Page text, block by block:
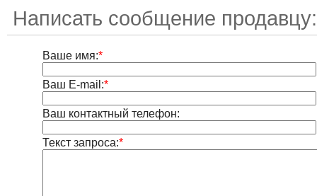
Написать сообщение
Ваше имя:*
Ваш E-mail:*
Ваш контактный телефон:
Текст запроса:*